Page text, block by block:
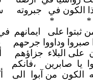
الكون في
جبروته
*
*
ثبتوا على
ايمانهم
صبروا وداووا جرحهم
على البلاء جزاؤهم
يا صابرين
،فانكم
الكون من آبوا
الى